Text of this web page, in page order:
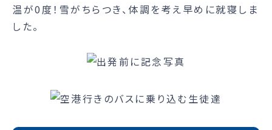
温が0度！雪がちらつき、体調を考え早めに就寝しま
した。